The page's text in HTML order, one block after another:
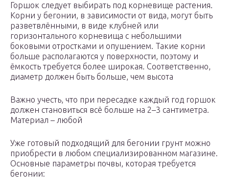
Горшок следует выбирать под корневище растения.
Корни у бегонии, в зависимости от вида, могут быть
разветвлёнными, в виде клубней или
горизонтального корневища с небольшими
боковыми отростками и опушением. Такие корни
больше располагаются у поверхности, поэтому и
ёмкость требуется более широкая. Соответственно,
диаметр должен быть больше, чем высота
Важно учесть, что при пересадке каждый год горшок
должен становиться всё больше на 2–3 сантиметра.
Материал – любой
Уже готовый подходящий для бегонии грунт можно
приобрести в любом специализированном магазине.
Основные параметры почвы, которая требуется
бегонии: